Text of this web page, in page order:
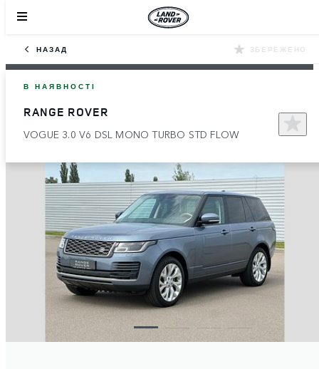
НАЗАД ЗБЕРЕЖЕНО
В НАЯВНОСТІ
RANGE ROVER
VOGUE 3.0 V6 DSL MONO TURBO STD FLOW